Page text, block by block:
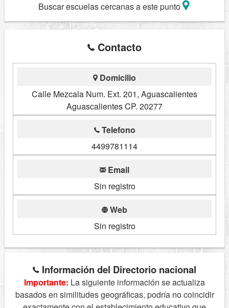
Buscar escuelas cercanas a este punto
Contacto
Domicilio
Calle Mezcala Num. Ext. 201, Aguascalientes
Aguascalientes CP. 20277
Telefono
4499781114
Email
Sin registro
Web
Sin registro
Información del Directorio nacional
Importante: La siguiente información se actualiza
basados en similitudes geográficas, podría no coincidir